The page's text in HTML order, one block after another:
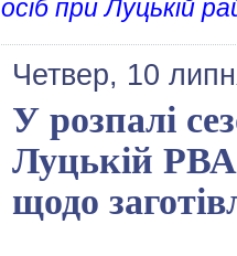
осіб при Луцькій
Четвер, 10
У розпалі
Луцькій РВА
щодо